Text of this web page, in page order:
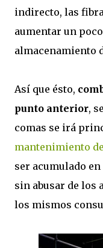
indirecto, las
aumentar un
almacenamiento
Así que ésto,
punto anterior,
comas se irá
mantenimiento
ser acumulado
sin abusar de los
los mismos